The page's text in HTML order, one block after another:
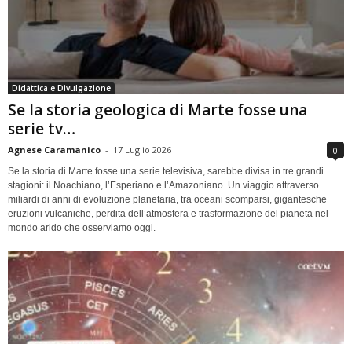
Didattica e Divulgazione
Se la storia geologica di Marte fosse una
serie tv…
Agnese Caramanico - 17 Luglio 2026 0
Se la storia di Marte fosse una serie televisiva, sarebbe divisa in tre grandi
stagioni: il Noachiano, l’Esperiano e l’Amazoniano. Un viaggio attraverso
miliardi di anni di evoluzione planetaria, tra oceani scomparsi, gigantesche
eruzioni vulcaniche, perdita dell’atmosfera e trasformazione del pianeta nel
mondo arido che osserviamo oggi.